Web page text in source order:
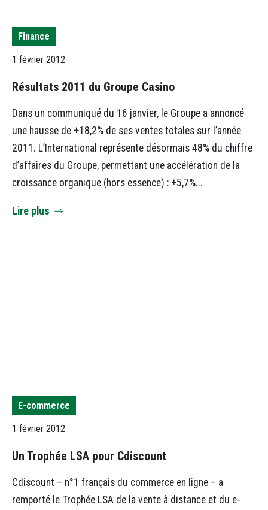
Finance
1 février 2012
Résultats 2011 du Groupe Casino
Dans un communiqué du 16 janvier, le Groupe a annoncé
une hausse de +18,2% de ses ventes totales sur l’année
2011. L’International représente désormais 48% du chiffre
d’affaires du Groupe, permettant une accélération de la
croissance organique (hors essence) : +5,7%...
Lire plus
E-commerce
1 février 2012
Un Trophée LSA pour Cdiscount
Cdiscount – n°1 français du commerce en ligne – a
remporté le Trophée LSA de la vente à distance et du e-